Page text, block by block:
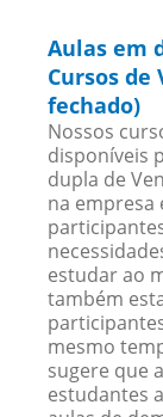
Aulas em
Cursos de
fechado)
Nossos
disponíveis
dupla de
na empresa
estudar ao
também
mesmo
sugere que
estudantes